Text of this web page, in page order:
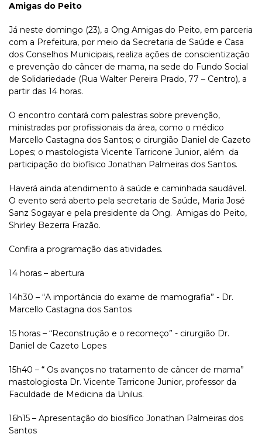
Amigas do Peito
Já neste domingo (23), a Ong Amigas do Peito, em parceria
com a Prefeitura, por meio da Secretaria de Saúde e Casa
dos Conselhos Municipais, realiza ações de conscientização
e prevenção do câncer de mama, na sede do Fundo Social
de Solidariedade (Rua Walter Pereira Prado, 77 – Centro), a
partir das 14 horas.
O encontro contará com palestras sobre prevenção,
ministradas por profissionais da área, como o médico
Marcello Castagna dos Santos; o cirurgião Daniel de Cazeto
Lopes; o mastologista Vicente Tarricone Junior, além da
participação do biofísico Jonathan Palmeiras dos Santos.
Haverá ainda atendimento à saúde e caminhada saudável.
O evento será aberto pela secretaria de Saúde, Maria José
Sanz Sogayar e pela presidente da Ong. Amigas do Peito,
Shirley Bezerra Frazão.
Confira a programação das atividades.
14 horas – abertura
14h30 – “A importância do exame de mamografia” - Dr.
Marcello Castagna dos Santos
15 horas – “Reconstrução e o recomeço” - cirurgião Dr.
Daniel de Cazeto Lopes
15h40 – “ Os avanços no tratamento de câncer de mama”
mastologiosta Dr. Vicente Tarricone Junior, professor da
Faculdade de Medicina da Unilus.
16h15 – Apresentação do biosífico Jonathan Palmeiras dos
Santos